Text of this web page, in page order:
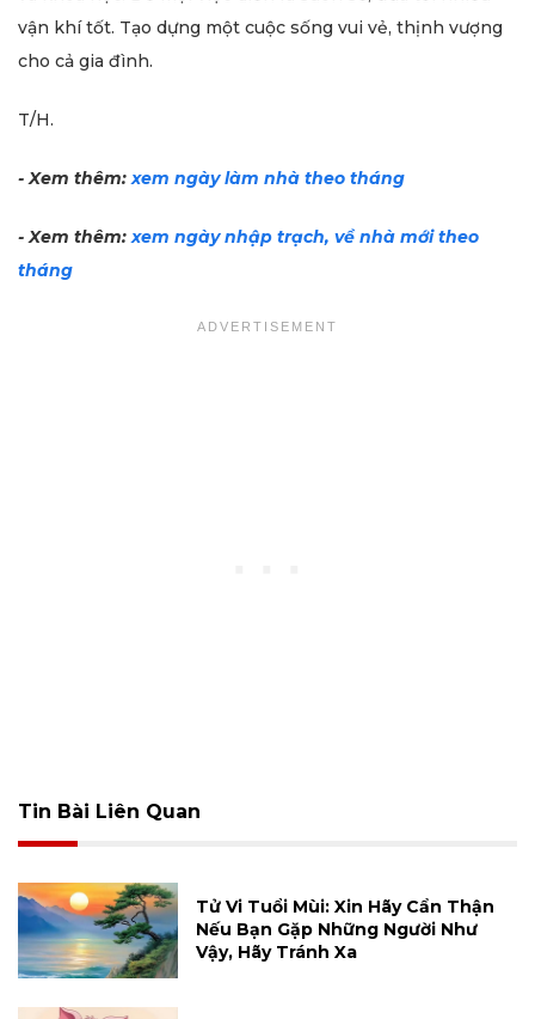
vận khí tốt. Tạo dựng một cuộc sống vui vẻ, thịnh vượng
cho cả gia đình.
T/H.
- Xem thêm:xem ngày làm nhà theo tháng
- Xem thêm:xem ngày nhập trạch, về nhà mới theo
tháng
Tin Bài Liên Quan
Tử Vi Tuổi Mùi: Xin Hãy Cẩn Thận
Nếu Bạn Gặp Những Người Như
Vậy, Hãy Tránh Xa